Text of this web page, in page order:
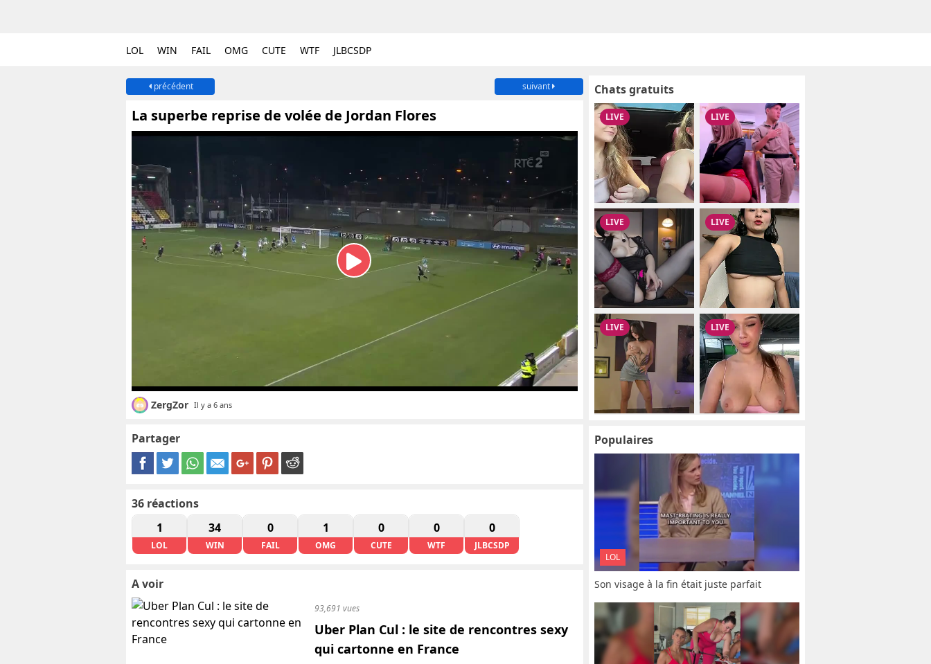
LOL WIN FAIL OMG CUTE WTF JLBCSDP
précédent suivant
La superbe reprise de volée de Jordan Flores
ZergZor Il y a 6 ans
Partager
36 réactions
1
LOL
34
WIN
0
FAIL
1
OMG
0
CUTE
0
WTF
0
JLBCSDP
A voir
93,691 vues
Uber Plan Cul : le site de rencontres sexy
qui cartonne en France
Chats gratuits
Populaires
LOL
Son visage à la fin était juste parfait